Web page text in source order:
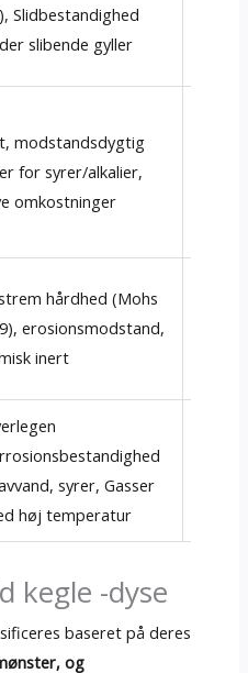
Slidbestandighed
slibende gyller
modstandsdygtig
for syrer/alkalier,
omkostninger
hårdhed (Mohs
erosionsmodstand,
inert
syrer, Gasser
høj temperatur
kegle -dyse
baseret på deres
og